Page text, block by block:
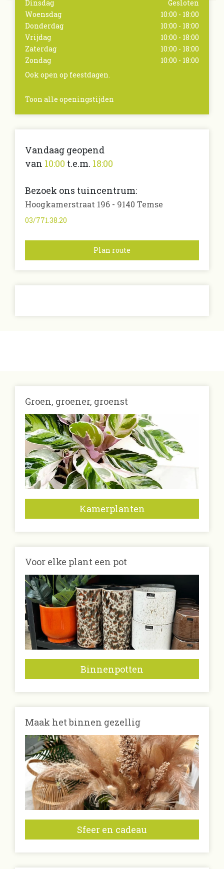
Dinsdag
Gesloten
Woensdag
10:00 - 18:00
Donderdag
10:00 - 18:00
Vrijdag
10:00 - 18:00
Zaterdag
10:00 - 18:00
Zondag
10:00 - 18:00
Ook open op feestdagen.
Toon alle openingstijden
Vandaag geopend
van 10:00 t.e.m. 18:00
Bezoek ons tuincentrum:
Hoogkamerstraat 196 - 9140 Temse
03/771.38.20
Plan route
Groen, groener, groenst
Kamerplanten
Voor elke plant een pot
Binnenpotten
Maak het binnen gezellig
Sfeer en cadeau